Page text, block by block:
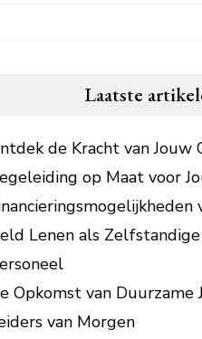
Laatste
de Kracht van Jouw
op Maat voor
Lenen als
Opkomst van Duurzame
van Morgen